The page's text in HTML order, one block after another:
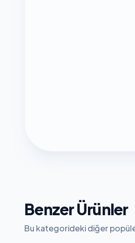
Benzer Ürünler
Bu kategorideki diğer